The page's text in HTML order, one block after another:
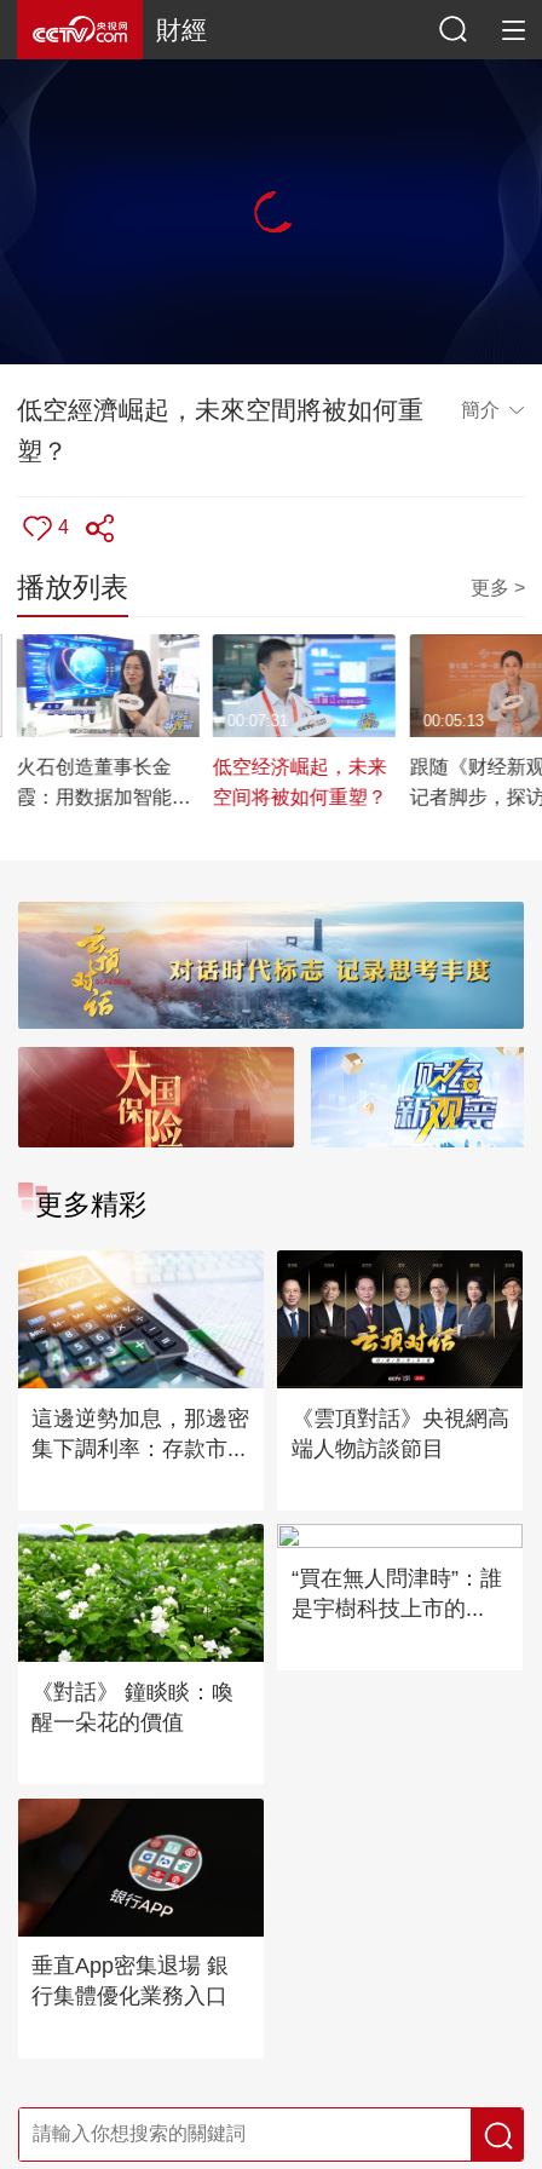
財經
低空經濟崛起，未來空間將被如何重
塑？
簡介
4
播放列表 更多 >
火石创造董事长金
霞：用数据加智能赋
00:02:33
低空经济崛起，未来
空间将被如何重塑？
00:07:31
跟随《财经新
记者脚步，探
00:05:13
更多精彩
這邊逆勢加息，那邊密
集下調利率：存款市...
《雲頂對話》央視網高
端人物訪談節目
《對話》 鐘睒睒：喚
醒一朵花的價值
“買在無人問津時”：誰
是宇樹科技上市的...
垂直App密集退場 銀
行集體優化業務入口